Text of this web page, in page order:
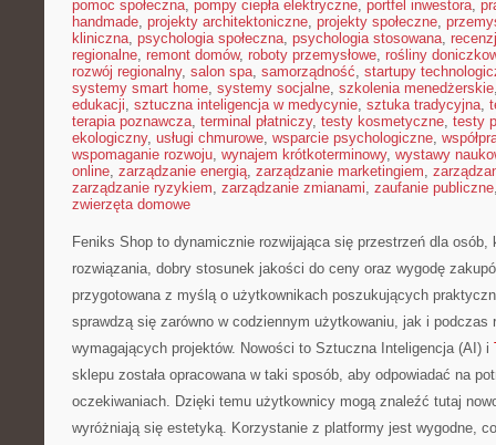
pomoc społeczna, pompy ciepła elektryczne, portfel inwestora,
handmade, projekty architektoniczne, projekty społeczne,
kliniczna, psychologia społeczna, psychologia stosowana,
regionalne, remont domów, roboty przemysłowe, rośliny
rozwój regionalny, salon spa, samorządność, startupy
systemy smart home, systemy socjalne, szkolenia menedżerskie
edukacji, sztuczna inteligencja w medycynie, sztuka tradycyjna,
terapia poznawcza, terminal płatniczy, testy kosmetyczne, testy
ekologiczny, usługi chmurowe, wsparcie psychologiczne,
wspomaganie rozwoju, wynajem krótkoterminowy, wystawy
online, zarządzanie energią, zarządzanie marketingiem,
zarządzanie ryzykiem, zarządzanie zmianami, zaufanie publiczne
zwierzęta domowe
Feniks Shop to dynamicznie rozwijająca się przestrzeń dla osób,
rozwiązania, dobry stosunek jakości do ceny oraz wygodę
przygotowana z myślą o użytkownikach poszukujących
sprawdzą się zarówno w codziennym użytkowaniu, jak i podczas
wymagających projektów. Nowości to Sztuczna Inteligencja (AI) i
sklepu została opracowana w taki sposób, aby odpowiadać na
oczekiwaniach. Dzięki temu użytkownicy mogą znaleźć tutaj
wyróżniają się estetyką. Korzystanie z platformy jest wygodne,